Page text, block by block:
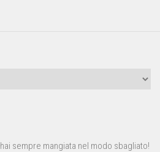
sempre mangiata nel modo sbagliato!